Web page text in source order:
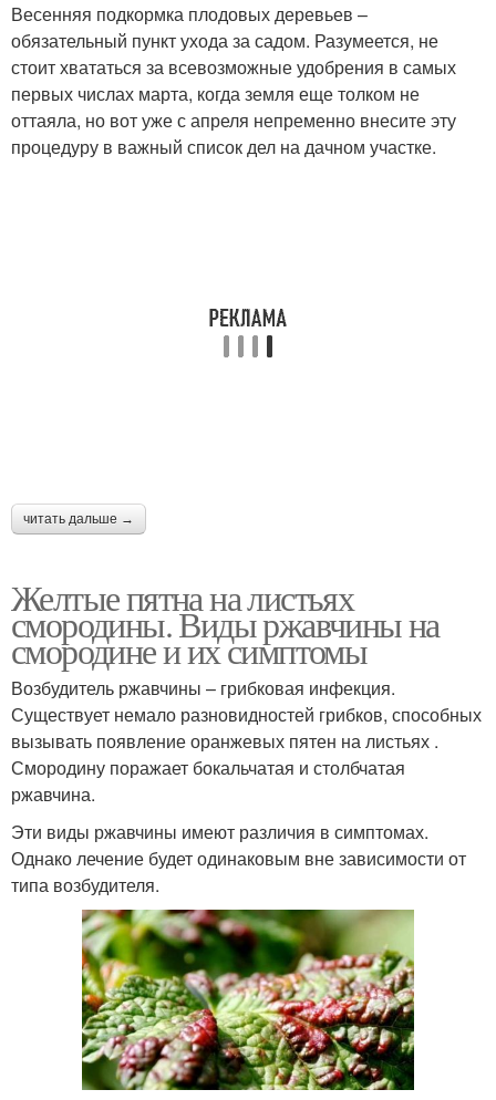
Весенняя подкормка плодовых деревьев –
обязательный пункт ухода за садом. Разумеется, не
стоит хвататься за всевозможные удобрения в самых
первых числах марта, когда земля еще толком не
оттаяла, но вот уже с апреля непременно внесите эту
процедуру в важный список дел на дачном участке.
читать дальше →
Желтые пятна на листьях
смородины. Виды ржавчины на
смородине и их симптомы
Возбудитель ржавчины – грибковая инфекция.
Существует немало разновидностей грибков, способных
вызывать появление оранжевых пятен на листьях .
Смородину поражает бокальчатая и столбчатая
ржавчина.
Эти виды ржавчины имеют различия в симптомах.
Однако лечение будет одинаковым вне зависимости от
типа возбудителя.